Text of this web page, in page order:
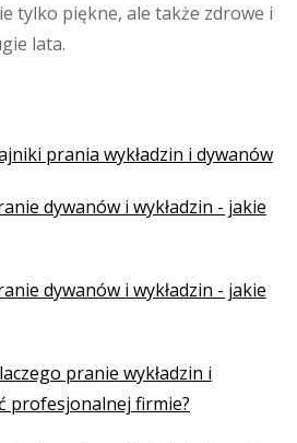
tylko piękne, ale także zdrowe i
lata.
prania wykładzin i dywanów
dywanów i wykładzin - jakie
dywanów i wykładzin - jakie
pranie wykładzin i
profesjonalnej firmie?